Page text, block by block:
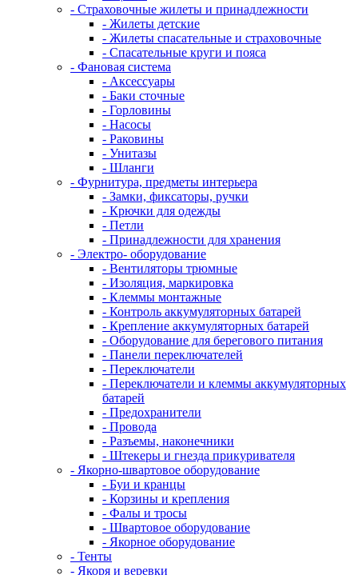
- Страховочные жилеты и принадлежности
- Жилеты детские
- Жилеты спасательные и страховочные
- Спасательные круги и пояса
- Фановая система
- Аксессуары
- Баки сточные
- Горловины
- Насосы
- Раковины
- Унитазы
- Шланги
- Фурнитура, предметы интерьера
- Замки, фиксаторы, ручки
- Крючки для одежды
- Петли
- Принадлежности для хранения
- Электро- оборудование
- Вентиляторы трюмные
- Изоляция, маркировка
- Клеммы монтажные
- Контроль аккумуляторных батарей
- Крепление аккумуляторных батарей
- Оборудование для берегового питания
- Панели переключателей
- Переключатели
- Переключатели и клеммы аккумуляторных
батарей
- Предохранители
- Провода
- Разъемы, наконечники
- Штекеры и гнезда прикуривателя
- Якорно-швартовое оборудование
- Буи и кранцы
- Корзины и крепления
- Фалы и тросы
- Швартовое оборудование
- Якорное оборудование
- Тенты
- Якоря и веревки